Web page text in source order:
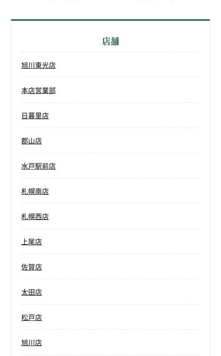
店舗
旭川東光店
本店営業部
日暮里店
郡山店
水戸駅前店
札幌南店
札幌西店
上尾店
佐賀店
太田店
松戸店
旭川店